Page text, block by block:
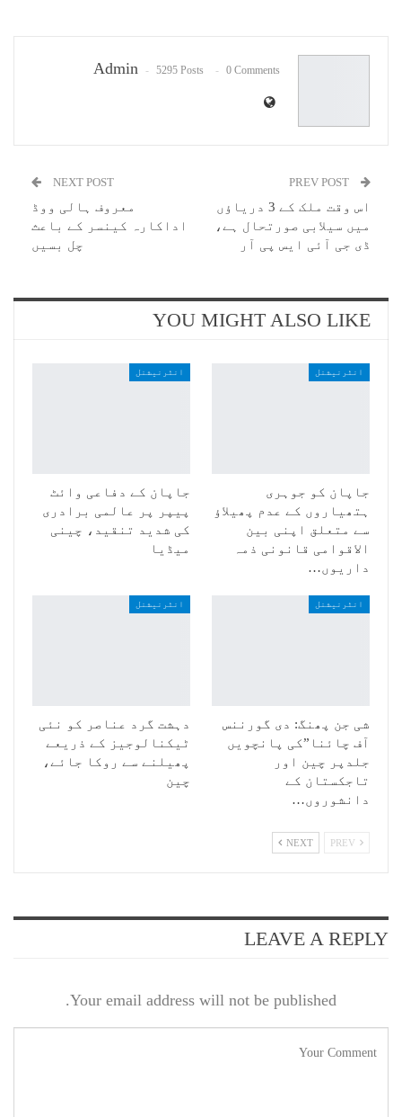
Admin 5295 Posts 0 Comments
اس وقت ملک کے 3 دریاؤں
میں سیلابی صورتحال ہے،
ڈی جی آئی ایس پی آر
NEXT POST
معروف ہالی ووڈ
اداکارہ کینسر کے باعث
چل بسیں
YOU MIGHT ALSO LIKE
انٹرنیشنل
جاپان کو جوہری
ہتھیاروں کے عدم پھیلاؤ
سے متعلق اپنی بین
الاقوامی قانونی ذمہ
داریوں…
انٹرنیشنل
جاپان کے دفاعی وائٹ
پیپر پر عالمی برادری
کی شدید تنقید، چینی
میڈیا
انٹرنیشنل
شی جن پھنگ: دی گورننس
آف چائنا”کی پانچویں
جلدپر چین اور
تاجکستان کے
دانشوروں…
انٹرنیشنل
دہشت گرد عناصر کو نئی
ٹیکنالوجیز کے ذریعے
پھیلنے سے روکا جائے،
چین
NEXT
LEAVE A REPLY
Your email address will not be published.